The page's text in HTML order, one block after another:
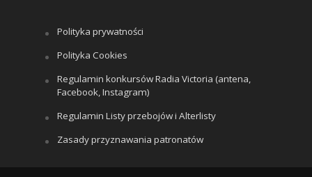
Polityka prywatności
Polityka Cookies
Regulamin konkursów Radia Victoria (antena,
Facebook, Instagram)
Regulamin Listy przebojów i Alterlisty
Zasady przyznawania patronatów